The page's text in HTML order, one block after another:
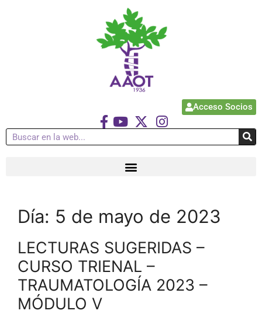
Acceso Socios
Día: 5 de mayo de 2023
LECTURAS SUGERIDAS –
CURSO TRIENAL –
TRAUMATOLOGÍA 2023 –
MÓDULO V